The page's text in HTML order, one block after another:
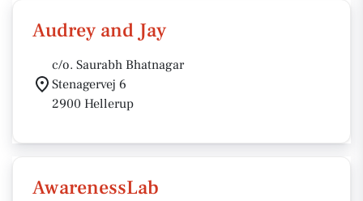
Audrey and Jay
c/o. Saurabh Bhatnagar
Stenagervej 6
2900 Hellerup
AwarenessLab